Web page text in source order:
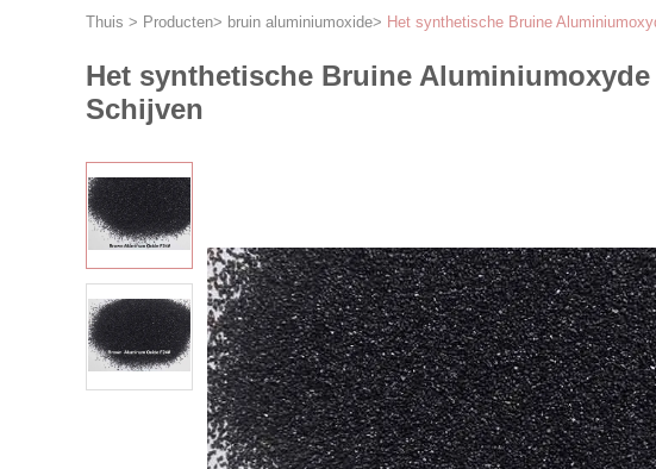
Thuis > Producten> bruin aluminiumoxide> Het synthetische Bruine
Het synthetische Bruine
Schijven